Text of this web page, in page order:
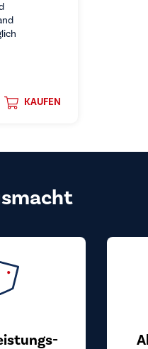
KAUFEN